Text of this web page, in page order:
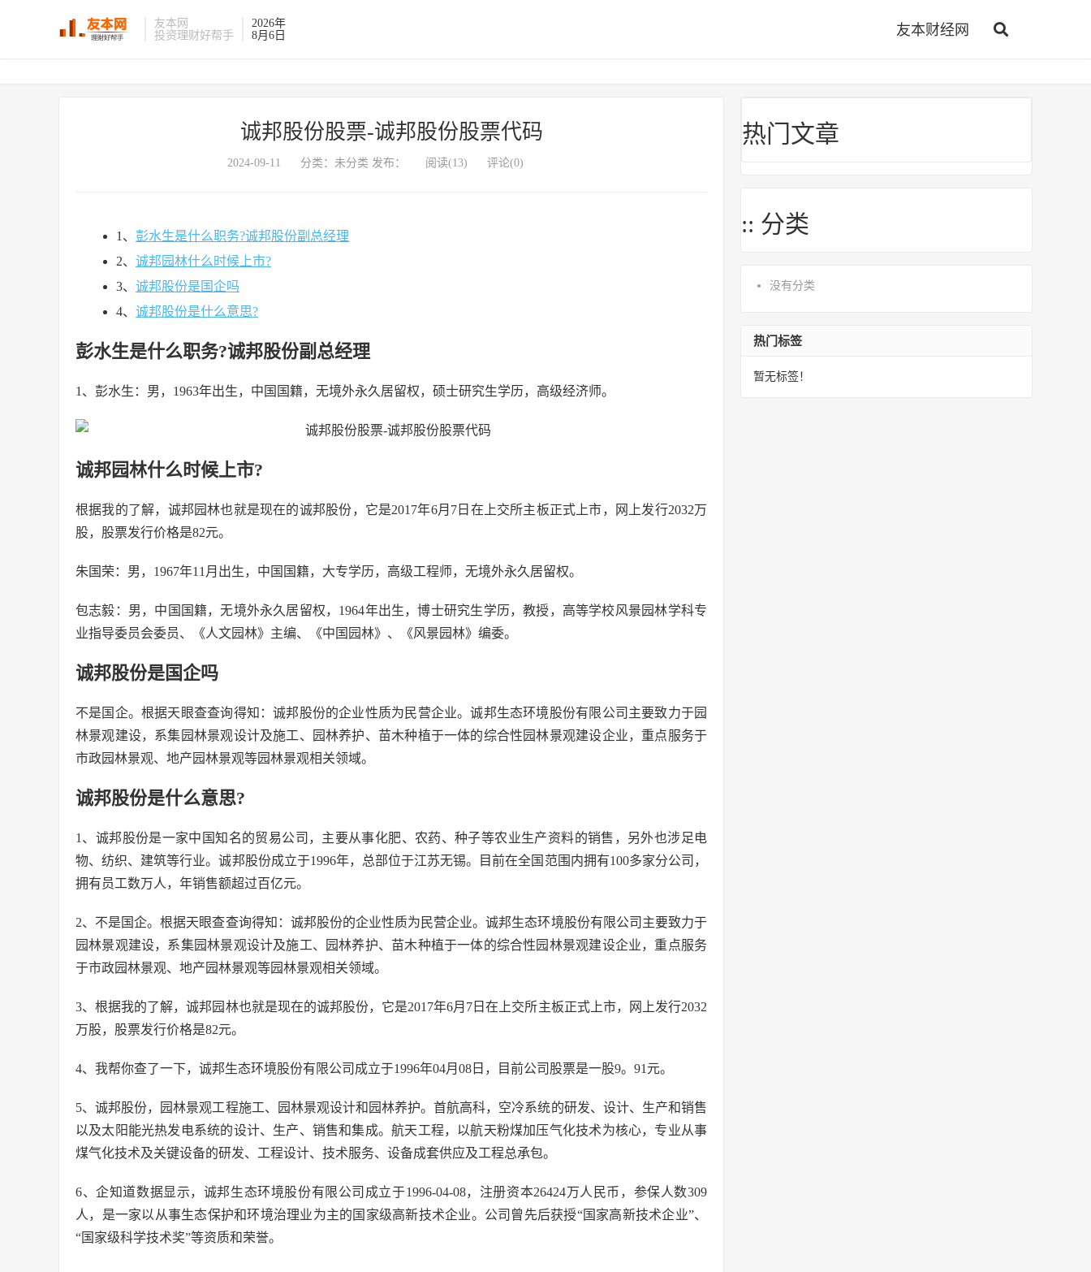
友本网
投资理财好帮手
2026年
8月6日
友本财经网
诚邦股份股票-诚邦股份股票代码
2024-09-11 分类：未分类 发布： 阅读(13) 评论(0)
1、 彭水生是什么职务?诚邦股份副总经理
2、 诚邦园林什么时候上市?
3、 诚邦股份是国企吗
4、 诚邦股份是什么意思?
彭水生是什么职务?诚邦股份副总经理
1、彭水生：男，1963年出生，中国国籍，无境外永久居留权，硕士研究生学历，高级经济师。
诚邦园林什么时候上市?
根据我的了解，诚邦园林也就是现在的诚邦股份，它是2017年6月7日在上交所主板正式上市，网上发行2032万
股，股票发行价格是82元。
朱国荣：男，1967年11月出生，中国国籍，大专学历，高级工程师，无境外永久居留权。
包志毅：男，中国国籍，无境外永久居留权，1964年出生，博士研究生学历，教授，高等学校风景园林学科专
业指导委员会委员、《人文园林》主编、《中国园林》、《风景园林》编委。
诚邦股份是国企吗
不是国企。根据天眼查查询得知：诚邦股份的企业性质为民营企业。诚邦生态环境股份有限公司主要致力于园
林景观建设，系集园林景观设计及施工、园林养护、苗木种植于一体的综合性园林景观建设企业，重点服务于
市政园林景观、地产园林景观等园林景观相关领域。
诚邦股份是什么意思?
1、诚邦股份是一家中国知名的贸易公司，主要从事化肥、农药、种子等农业生产资料的销售，另外也涉足电
物、纺织、建筑等行业。诚邦股份成立于1996年，总部位于江苏无锡。目前在全国范围内拥有100多家分公司，
拥有员工数万人，年销售额超过百亿元。
2、不是国企。根据天眼查查询得知：诚邦股份的企业性质为民营企业。诚邦生态环境股份有限公司主要致力于
园林景观建设，系集园林景观设计及施工、园林养护、苗木种植于一体的综合性园林景观建设企业，重点服务
于市政园林景观、地产园林景观等园林景观相关领域。
3、根据我的了解，诚邦园林也就是现在的诚邦股份，它是2017年6月7日在上交所主板正式上市，网上发行2032
万股，股票发行价格是82元。
4、我帮你查了一下，诚邦生态环境股份有限公司成立于1996年04月08日，目前公司股票是一股9。91元。
5、诚邦股份，园林景观工程施工、园林景观设计和园林养护。首航高科，空冷系统的研发、设计、生产和销售
以及太阳能光热发电系统的设计、生产、销售和集成。航天工程，以航天粉煤加压气化技术为核心，专业从事
煤气化技术及关键设备的研发、工程设计、技术服务、设备成套供应及工程总承包。
6、企知道数据显示，诚邦生态环境股份有限公司成立于1996-04-08，注册资本26424万人民币，参保人数309
人，是一家以从事生态保护和环境治理业为主的国家级高新技术企业。公司曾先后获授“国家高新技术企业”、
“国家级科学技术奖”等资质和荣誉。
热门文章
:: 分类
没有分类
热门标签
暂无标签！